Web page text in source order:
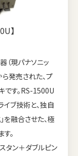
】
現パナソニッ
ら発売された、プ
です。RS-1500U
ブ技術と、独自
を融合させた、極
。
タン＋ダブルピン